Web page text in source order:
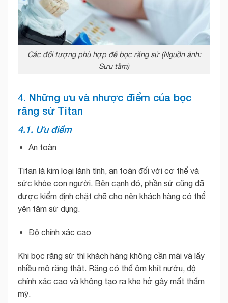
Các đối tượng phù hợp để bọc răng sứ (Nguồn ảnh:
Sưu tầm)
4. Những ưu và nhược điểm của bọc
răng sứ Titan
4.1. Ưu điểm
An toàn
Titan là kim loại lành tính, an toàn đối với cơ thể và
sức khỏe con người. Bên cạnh đó, phần sứ cũng đã
được kiểm định chặt chẽ cho nên khách hàng có thể
yên tâm sử dụng.
Độ chính xác cao
Khi bọc răng sứ thì khách hàng không cần mài và lấy
nhiều mô răng thật. Răng có thể ôm khít nướu, độ
chính xác cao và không tạo ra khe hở gây mất thẩm
mỹ.